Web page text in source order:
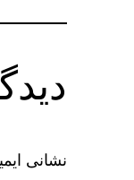
نشانی